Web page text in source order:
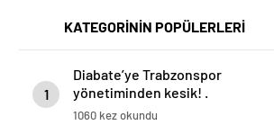
KATEGORİNİN POPÜLERLERİ
1
Diabate’ye Trabzonspor
yönetiminden kesik! .
1060 kez okundu